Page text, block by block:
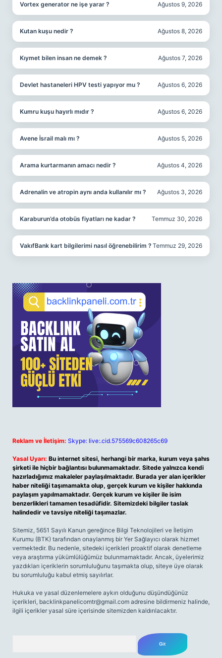
Vortex generator ne işe yarar ? Ağustos 9, 2026
Kutan kuşu nedir ? Ağustos 8, 2026
Kıymet bilen insan ne demek ? Ağustos 7, 2026
Devlet hastaneleri HPV testi yapıyor mu ? Ağustos 6, 2026
Kumru kuşu hayırlı mıdır ? Ağustos 6, 2026
Avene İsrail malı mı ? Ağustos 5, 2026
Arama kurtarmanın amacı nedir ? Ağustos 4, 2026
Adrenalin ve atropin aynı anda kullanılır mı ? Ağustos 3, 2026
Karaburun’da otobüs fiyatları ne kadar ? Temmuz 30, 2026
VakıfBank kart bilgilerimi nasıl öğrenebilirim ? Temmuz 29, 2026
Reklam ve İletişim: Skype: live:.cid.575569c608265c69
Yasal Uyarı: Bu internet sitesi, herhangi bir marka, kurum veya şahıs
şirketi ile hiçbir bağlantısı bulunmamaktadır. Sitede yalnızca kendi
hazırladığımız makaleler paylaşılmaktadır. Burada yer alan içerikler
haber niteliği taşımamakta olup, gerçek kurum ve kişiler hakkında
paylaşım yapılmamaktadır. Gerçek kurum ve kişiler ile isim
benzerlikleri tamamen tesadüfidir. Sitemizdeki bilgiler taslak
halindedir ve tavsiye niteliği taşımazlar.
Sitemiz, 5651 Sayılı Kanun gereğince Bilgi Teknolojileri ve İletişim
Kurumu (BTK) tarafından onaylanmış bir Yer Sağlayıcı olarak hizmet
vermektedir. Bu nedenle, sitedeki içerikleri proaktif olarak denetleme
veya araştırma yükümlülüğümüz bulunmamaktadır. Ancak, üyelerimiz
yazdıkları içeriklerin sorumluluğunu taşımakta olup, siteye üye olarak
bu sorumluluğu kabul etmiş sayılırlar.
Hukuka ve yasal düzenlemelere aykırı olduğunu düşündüğünüz
içerikleri, backlinkpanelicomtr@gmail.com adresine bildirmeniz halinde,
ilgili içerikler yasal süre içerisinde sitemizden kaldırılacaktır.